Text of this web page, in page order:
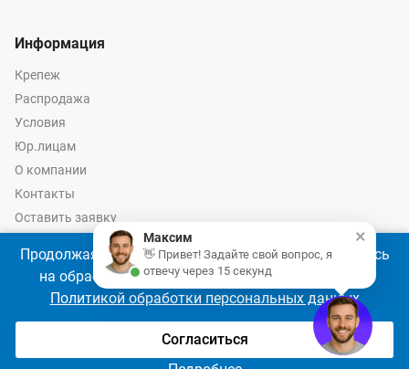
Информация
Крепеж
Распродажа
Условия
Юр.лицам
О компании
Контакты
Оставить заявку
Калькулятор крепежа
© 2026 год Оптово-розничные продажи крепежа и инструмента -
Ремкреп.ру
Продолжая использовать наш сайт, Вы соглашаетесь
на обработку файлов cookie 🍪 в соответствии с
Политикой обработки персональных данных
Согласиться
×
Максим
👋 Привет! Задайте свой вопрос, я
отвечу через 15 секунд